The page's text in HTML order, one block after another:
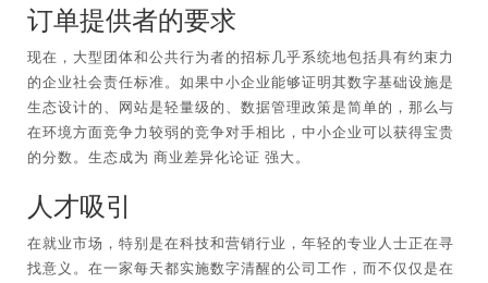
订单提供者的要求
现在，大型团体和公共行为者的招标几乎系统地包括具有约束力
的企业社会责任标准。如果中小企业能够证明其数字基础设施是
生态设计的、网站是轻量级的、数据管理政策是简单的，那么与
在环境方面竞争力较弱的竞争对手相比，中小企业可以获得宝贵
的分数。生态成为 商业差异化论证 强大。
人才吸引
在就业市场，特别是在科技和营销行业，年轻的专业人​​士正在寻
找意义。在一家每天都实施数字清醒的公司工作，而不仅仅是在